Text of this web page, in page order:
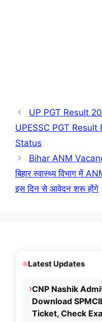
UP PGT Result
UPESSC PGT
Status
Bihar ANM
बिहार स्वास्थ्य विभाग में
इस दिन से आवेदन शरू होंगे
Latest Updates
›CNP Nashik
Download
Ticket, Check